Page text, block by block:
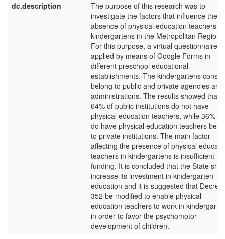
dc.description
The purpose of this research was to
investigate the factors that influence the
absence of physical education teachers in
kindergartens in the Metropolitan Region.
For this purpose, a virtual questionnaire
applied by means of Google Forms in
different preschool educational
establishments. The kindergartens
belong to public and private agencies
administrations. The results showed that
64% of public institutions do not have
physical education teachers, while 36%
do have physical education teachers
to private institutions. The main factor
affecting the presence of physical
teachers in kindergartens is insufficient
funding. It is concluded that the State
increase its investment in kindergarten
education and it is suggested that Decree
352 be modified to enable physical
education teachers to work in
in order to favor the psychomotor
development of children.